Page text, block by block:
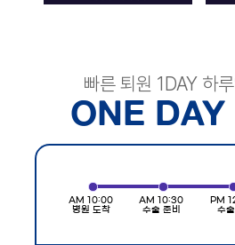
빠른 퇴원 1DAY 하
ONE DAY
AM 10:00
병원 도착
AM 10:30
수술 준비
PM
수